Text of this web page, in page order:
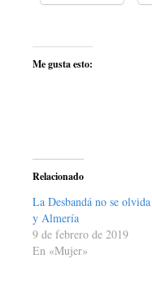
Me gusta esto:
Relacionado
La Desbandá no se
y Almería
9 de febrero de 2019
En «Mujer»